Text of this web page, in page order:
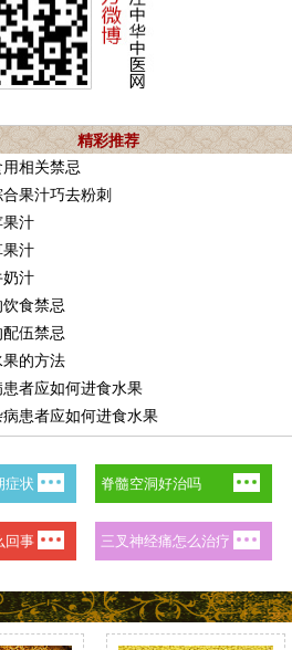
精彩推荐
相关禁忌
果汁巧去粉刺
果汁
果汁
奶汁
食禁忌
伍禁忌
的方法
者应如何进食水果
患者应如何进食水果